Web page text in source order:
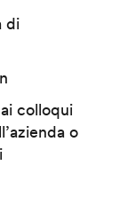
di
colloqui
o